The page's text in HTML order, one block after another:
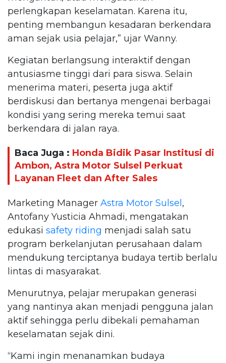
perlengkapan keselamatan. Karena itu,
penting membangun kesadaran berkendara
aman sejak usia pelajar,” ujar Wanny.
Kegiatan berlangsung interaktif dengan
antusiasme tinggi dari para siswa. Selain
menerima materi, peserta juga aktif
berdiskusi dan bertanya mengenai berbagai
kondisi yang sering mereka temui saat
berkendara di jalan raya.
Baca Juga : Honda Bidik Pasar Institusi di
Ambon, Astra Motor Sulsel Perkuat
Layanan Fleet dan After Sales
Marketing Manager Astra Motor Sulsel ,
Antofany Yusticia Ahmadi, mengatakan
edukasi safety riding menjadi salah satu
program berkelanjutan perusahaan dalam
mendukung terciptanya budaya tertib berlalu
lintas di masyarakat.
Menurutnya, pelajar merupakan generasi
yang nantinya akan menjadi pengguna jalan
aktif sehingga perlu dibekali pemahaman
keselamatan sejak dini.
“Kami ingin menanamkan budaya